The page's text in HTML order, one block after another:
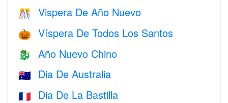
🎊 Vispera De Año Nuevo
🎃 Víspera De Todos Los Santos
🐉 Año Nuevo Chino
🇦🇺 Dia De Australia
🇫🇷 Dia De La Bastilla